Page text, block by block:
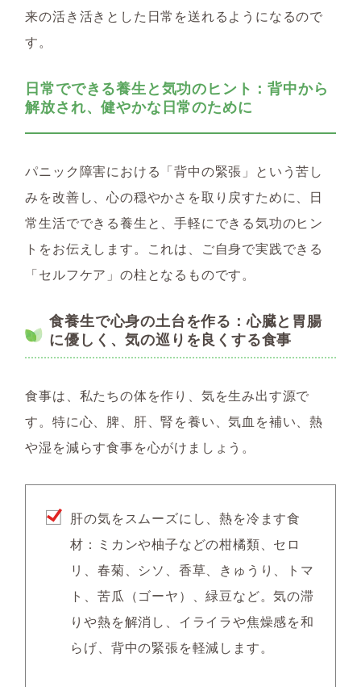
来の活き活きとした日常を送れるようになるので
す。
日常でできる養生と気功のヒント：背中から
解放され、健やかな日常のために
パニック障害における「背中の緊張」という苦し
みを改善し、心の穏やかさを取り戻すために、日
常生活でできる養生と、手軽にできる気功のヒン
トをお伝えします。これは、ご自身で実践できる
「セルフケア」の柱となるものです。
食養生で心身の土台を作る：心臓と胃腸
に優しく、気の巡りを良くする食事
食事は、私たちの体を作り、気を生み出す源で
す。特に心、脾、肝、腎を養い、気血を補い、熱
や湿を減らす食事を心がけましょう。
肝の気をスムーズにし、熱を冷ます食
材：ミカンや柚子などの柑橘類、セロ
リ、春菊、シソ、香草、きゅうり、トマ
ト、苦瓜（ゴーヤ）、緑豆など。気の滞
りや熱を解消し、イライラや焦燥感を和
らげ、背中の緊張を軽減します。